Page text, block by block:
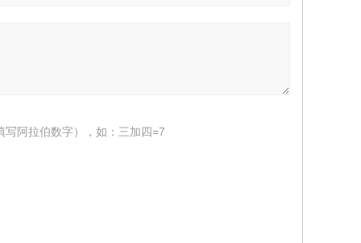
写阿拉伯数字），如：三加四=7